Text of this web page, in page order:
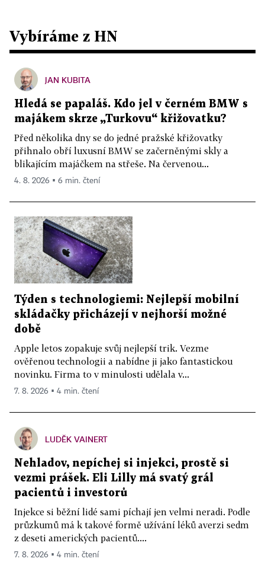
Vybíráme z HN
JAN KUBITA
Hledá se papaláš. Kdo jel v černém BMW s
majákem skrze „Turkovu“ křižovatku?
Před několika dny se do jedné pražské křižovatky
přihnalo obří luxusní BMW se začerněnými skly a
blikajícím majáčkem na střeše. Na červenou...
4. 8. 2026 ▪ 6 min. čtení
Týden s technologiemi: Nejlepší mobilní
skládačky přicházejí v nejhorší možné
době
Apple letos zopakuje svůj nejlepší trik. Vezme
ověřenou technologii a nabídne ji jako fantastickou
novinku. Firma to v minulosti udělala v...
7. 8. 2026 ▪ 4 min. čtení
LUDĚK VAINERT
Nehladov, nepíchej si injekci, prostě si
vezmi prášek. Eli Lilly má svatý grál
pacientů i investorů
Injekce si běžní lidé sami píchají jen velmi neradi. Podle
průzkumů má k takové formě užívání léků averzi sedm
z deseti amerických pacientů....
7. 8. 2026 ▪ 4 min. čtení